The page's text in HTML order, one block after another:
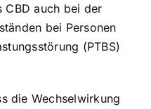
CBD auch bei der
bei Personen
(PTBS)
die Wechselwirkung